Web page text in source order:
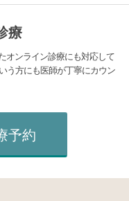
療
オンライン診療にも対応して
う方にも医師が丁寧にカウン
予約